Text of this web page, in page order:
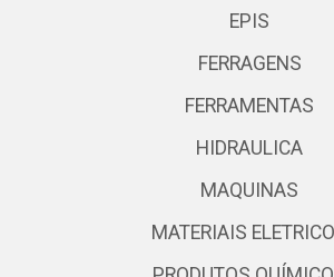
EPIS
FERRAGENS
FERRAMENTAS
HIDRAULICA
MAQUINAS
MATERIAIS